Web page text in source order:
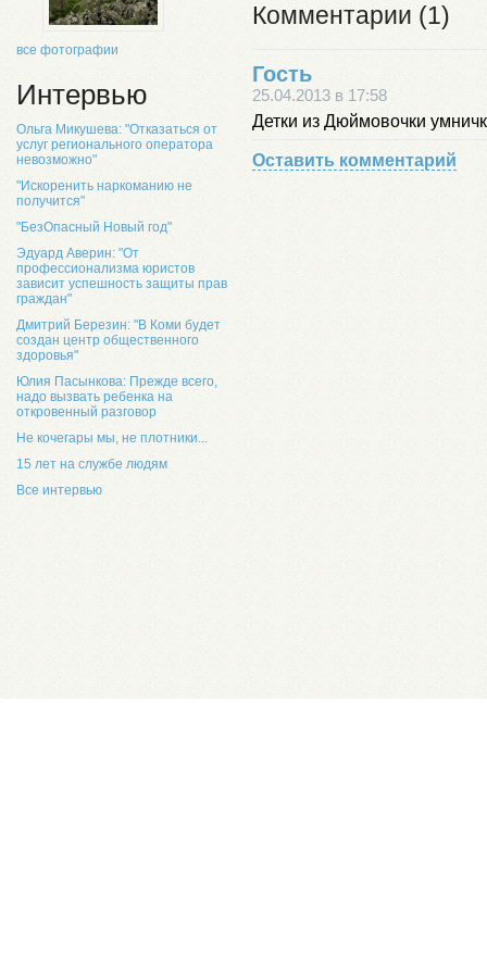
все фотографии
Интервью
Ольга Микушева: "Отказаться от
услуг регионального оператора
невозможно"
"Искоренить наркоманию не
получится"
"БезОпасный Новый год"
Эдуард Аверин: "От
профессионализма юристов
зависит успешность защиты прав
граждан"
Дмитрий Березин: "В Коми будет
создан центр общественного
здоровья"
Юлия Пасынкова: Прежде всего,
надо вызвать ребенка на
откровенный разговор
Не кочегары мы, не плотники...
15 лет на службе людям
Все интервью
Комментарии (1)
Гость
25.04.2013 в 17:58
Детки из Дюймовочки
Оставить комментарий